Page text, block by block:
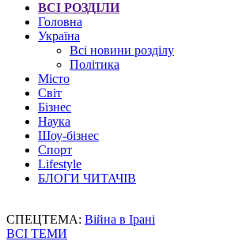
ВСІ РОЗДІЛИ
Головна
Україна
Всі новини розділу
Політика
Місто
Світ
Бізнес
Наука
Шоу-бізнес
Спорт
Lifestyle
БЛОГИ ЧИТАЧІВ
СПЕЦТЕМА: Війна в Ірані
ВСІ ТЕМИ